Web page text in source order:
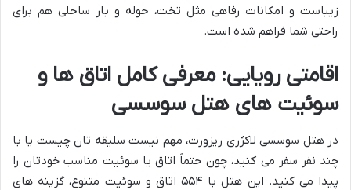
زیباست و امکانات رفاهی مثل تخت، حوله و بار ساحلی هم برای
راحتی شما فراهم شده است.
اقامتی رویایی: معرفی کامل اتاق ها و
سوئیت های هتل سوسسی
در هتل سوسسی لاکژری ریزورت، مهم نیست سلیقه تان چیست یا با
چند نفر سفر می کنید، چون حتماً اتاق یا سوئیت مناسب خودتان را
پیدا می کنید. این هتل با ۵۵۴ اتاق و سوئیت متنوع، گزینه های